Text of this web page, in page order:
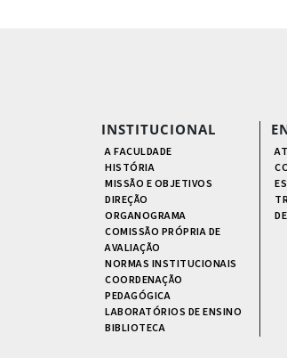
INSTITUCIONAL
A FACULDADE
HISTÓRIA
MISSÃO E OBJETIVOS
DIREÇÃO
ORGANOGRAMA
COMISSÃO PRÓPRIA DE
AVALIAÇÃO
NORMAS INSTITUCIONAIS
COORDENAÇÃO
PEDAGÓGICA
LABORATÓRIOS DE ENSINO
BIBLIOTECA